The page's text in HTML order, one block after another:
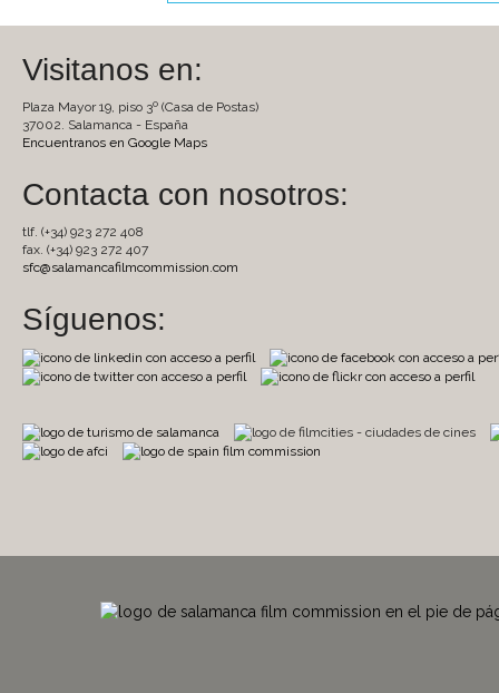
Visitanos en:
Plaza Mayor 19, piso 3º (Casa de Postas)
37002. Salamanca - España
Encuentranos en Google Maps
Contacta con nosotros:
tlf. (+34) 923 272 408
fax. (+34) 923 272 407
sfc@salamancafilmcommission.com
Síguenos: